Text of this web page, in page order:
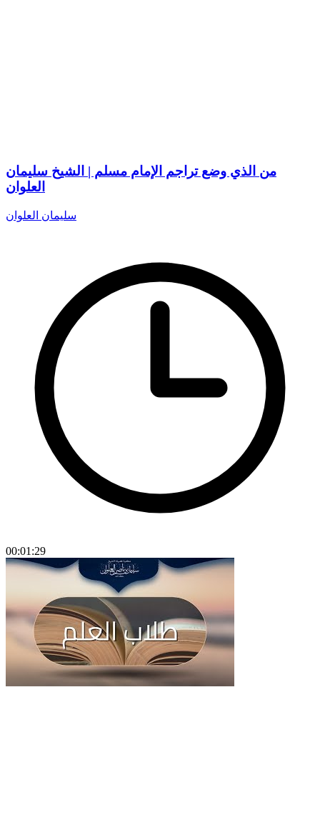
من الذي وضع تراجم الإمام مسلم | الشيخ سليمان
العلوان
سليمان العلوان
00:01:29